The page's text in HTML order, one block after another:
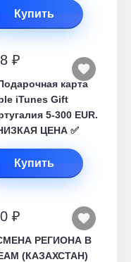
Купить
₽
карта
iTunes Gift
5-300 EUR.
ЦЕНА ✅
Купить
₽
РЕГИОНА В
(КАЗАХСТАН)